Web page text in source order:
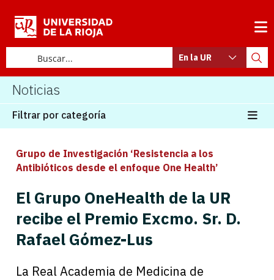
En la UR
Noticias
Filtrar por categoría
Grupo de Investigación ‘Resistencia a los
Antibióticos desde el enfoque One Health’
El Grupo OneHealth de la UR
recibe el Premio Excmo. Sr. D.
Rafael Gómez-Lus
La Real Academia de Medicina de